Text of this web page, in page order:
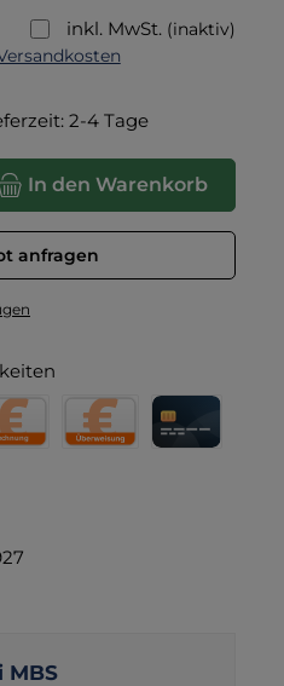
inkl. MwSt. (inaktiv)
2-4 Tage
gewünschten Wert ein oder
In den Warenkorb
anfragen
MBS